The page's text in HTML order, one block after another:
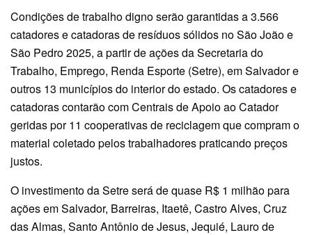
Condições de trabalho digno serão garantidas a 3.566
catadores e catadoras de resíduos sólidos no São João e
São Pedro 2025, a partir de ações da Secretaria do
Trabalho, Emprego, Renda Esporte (Setre), em Salvador e
outros 13 municípios do interior do estado. Os catadores e
catadoras contarão com Centrais de Apoio ao Catador
geridas por 11 cooperativas de reciclagem que compram o
material coletado pelos trabalhadores praticando preços
justos.
O investimento da Setre será de quase R$ 1 milhão para
ações em Salvador, Barreiras, Itaetê, Castro Alves, Cruz
das Almas, Santo Antônio de Jesus, Jequié, Lauro de